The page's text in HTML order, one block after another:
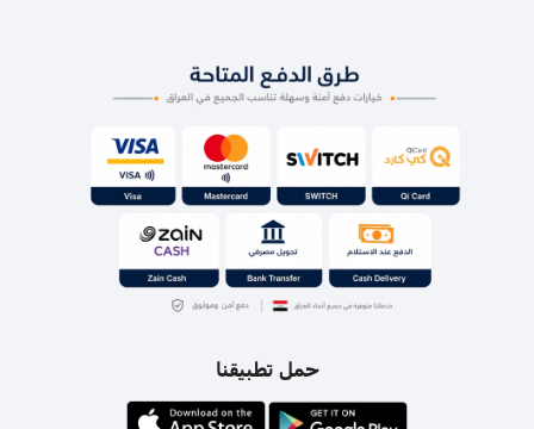
حمل تطبيقنا